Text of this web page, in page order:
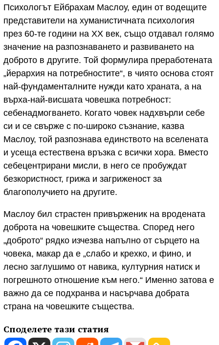
Психологът Ейбрахам Маслоу, един от водещите
представители на хуманистичната психология
през 60-те години на XX век, също отдавал голямо
значение на разпознаването и развиването на
доброто в другите. Той формулира преработената
„йерархия на потребностите“, в чиято основа стоят
най-фундаменталните нужди като храната, а на
върха-най-висшата човешка потребност:
себенадмогването. Когато човек надхвърли себе
си и се свърже с по-широко съзнание, казва
Маслоу, той разпознава единството на вселената
и усеща естествена връзка с всички хора. Вместо
себецентрирани мисли, в него се пробуждат
безкористност, грижа и загриженост за
благополучието на другите.
Маслоу бил страстен привърженик на вродената
доброта на човешките същества. Според него
„доброто“ рядко изчезва напълно от сърцето на
човека, макар да е „слабо и крехко, и фино, и
лесно заглушимо от навика, културния натиск и
погрешното отношение към него.“ Именно затова е
важно да се подхранва и насърчава добрата
страна на човешките същества.
Споделете тази статия